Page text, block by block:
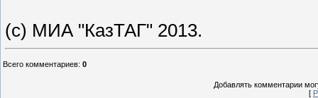
(c) МИА "КазТАГ" 2013.
Всего комментариев: 0
Добавлять комментарии
[